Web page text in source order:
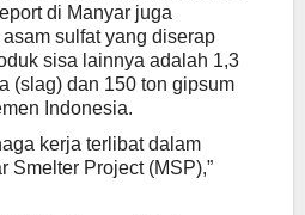
di Manyar juga
sulfat yang diserap
sisa lainnya adalah 1,3
(slag) dan 150 ton gipsum
Indonesia.
kerja terlibat dalam
Smelter Project (MSP),”